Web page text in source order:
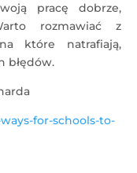
pracę dobrze,
rozmawiać z
które natrafiają,
błędów.
for-schools-to-